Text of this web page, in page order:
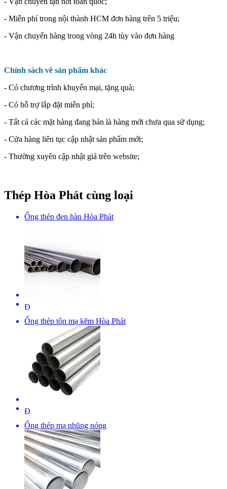
- Miễn phí trong nội thành HCM đơn hàng trên 5 triệu;
- Vận chuyển hàng trong vòng 24h tùy vào đơn hàng
Chính sách về sản phẩm khác
- Có chương trình khuyến mại, tặng quà;
- Có hỗ trợ lắp đặt miễn phí;
- Tất cả các mặt hàng đang bán là hàng mới chưa qua sử dụng;
- Cửa hàng liên tục cập nhật sản phẩm mới;
- Thường xuyên cập nhật giá trên website;
Thép Hòa Phát cùng loại
Ống thép đen hàn Hòa Phát
Đ
Ống thép tôn mạ kẽm Hòa Phát
Đ
Ống thép mạ nhũng nóng